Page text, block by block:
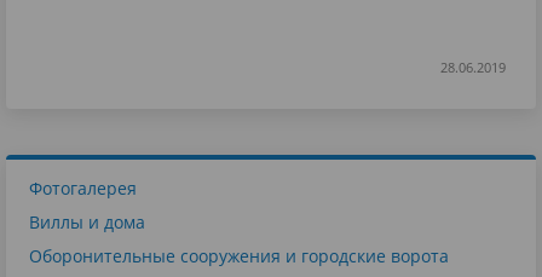
28.06.2019
Фотогалерея
Виллы и дома
Оборонительные сооружения и городские ворота